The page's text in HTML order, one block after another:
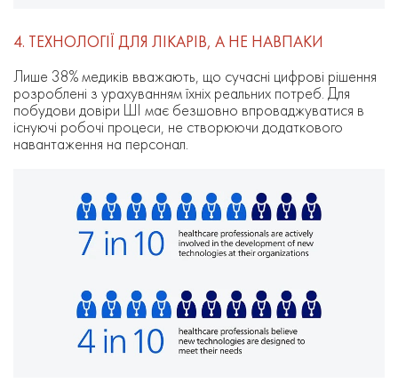
4. ТЕХНОЛОГІЇ ДЛЯ ЛІКАРІВ, А НЕ НАВПАКИ
Лише 38% медиків вважають, що сучасні цифрові рішення
розроблені з урахуванням їхніх реальних потреб. Для
побудови довіри ШІ має безшовно впроваджуватися в
існуючі робочі процеси, не створюючи додаткового
навантаження на персонал.